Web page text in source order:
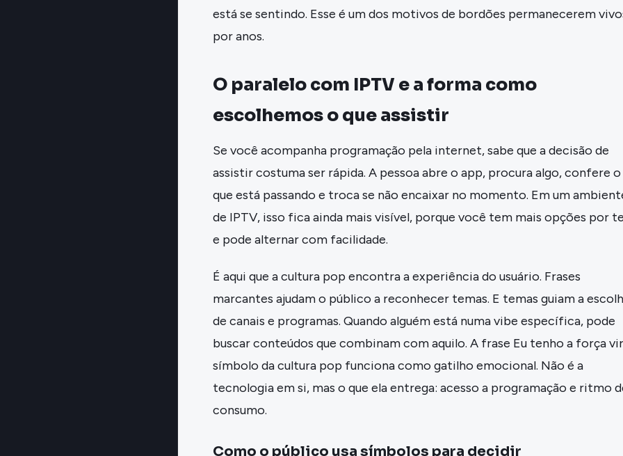
está se sentindo. Esse é um dos motivos de bordões permanecerem
por anos.
O paralelo com IPTV e a forma como
escolhemos o que assistir
Se você acompanha programação pela internet, sabe que a decisão de
assistir costuma ser rápida. A pessoa abre o app, procura algo, confere o
que está passando e troca se não encaixar no momento. Em um
de IPTV, isso fica ainda mais visível, porque você tem mais opções por
e pode alternar com facilidade.
É aqui que a cultura pop encontra a experiência do usuário. Frases
marcantes ajudam o público a reconhecer temas. E temas guiam a
de canais e programas. Quando alguém está numa vibe específica, pode
buscar conteúdos que combinam com aquilo. A frase Eu tenho a força
símbolo da cultura pop funciona como gatilho emocional. Não é a
tecnologia em si, mas o que ela entrega: acesso a programação e ritmo
consumo.
Como o público usa símbolos para decidir